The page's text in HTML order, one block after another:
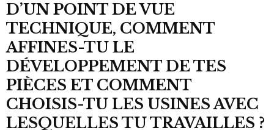
D’UN POINT DE VUE
TECHNIQUE, COMMENT
AFFINES-TU LE
DÉVELOPPEMENT DE TES
PIÈCES ET COMMENT
CHOISIS-TU LES USINES AVEC
LESQUELLES TU TRAVAILLES ?